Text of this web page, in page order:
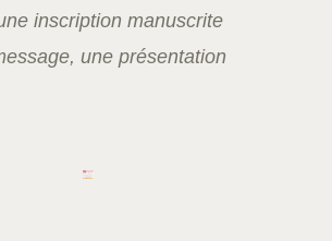
inscription manuscrite
une présentation